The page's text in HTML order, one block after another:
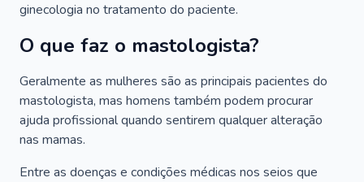
ginecologia no tratamento do paciente.
O que faz o mastologista?
Geralmente as mulheres são as principais pacientes do
mastologista, mas homens também podem procurar
ajuda profissional quando sentirem qualquer alteração
nas mamas.
Entre as doenças e condições médicas nos seios que